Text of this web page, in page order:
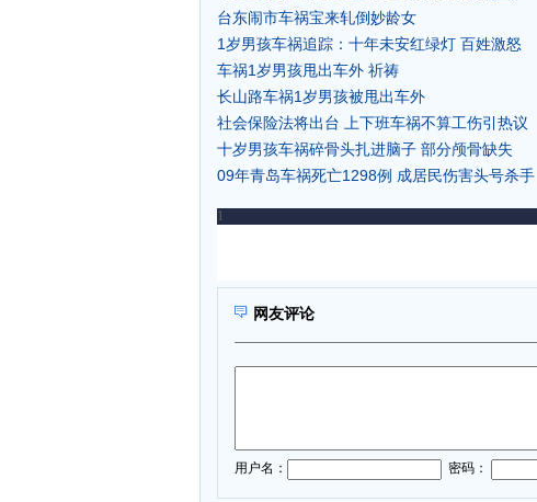
台东闹市车祸宝来轧倒妙龄女
1岁男孩车祸追踪：十年未安红绿灯 百姓激怒
车祸1岁男孩甩出车外 祈祷
长山路车祸1岁男孩被甩出车外
社会保险法将出台 上下班车祸不算工伤引热议
十岁男孩车祸碎骨头扎进脑子 部分颅骨缺失
09年青岛车祸死亡1298例 成居民伤害头号杀手
网友评论
用户名： 密码：